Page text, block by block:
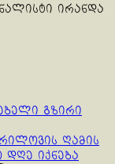
ირანდა
გზირი
ღამის
იქნება